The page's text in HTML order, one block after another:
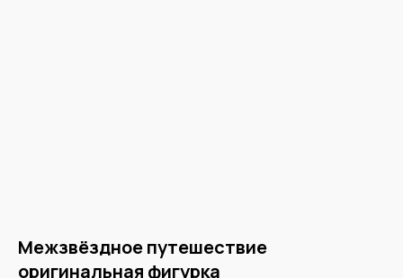
Межзвёздное путешествие
оригинальная фигурка